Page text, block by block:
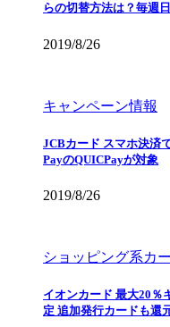
らの切替方法は？毎週
2019/8/26
キャンペーン情報
JCBカード スマホ決済
PayのQUICPayが対象
2019/8/26
ショッピング系カ
イオンカード 最大20％
定 追加発行カードも還